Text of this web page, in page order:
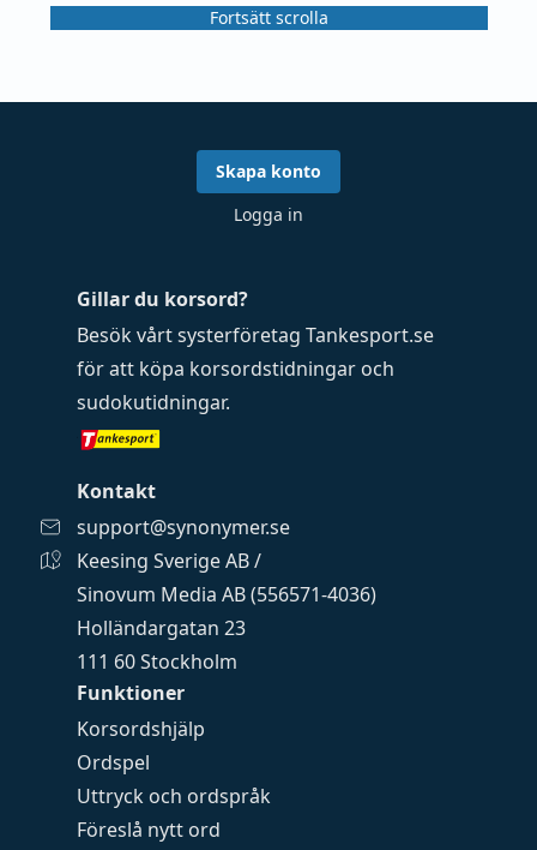
Fortsätt scrolla
Funktioner
Korsordshjälp
Ordspel
Uttryck och ordspråk
Föreslå nytt ord
Gillar du korsord?
Besök vårt systerföretag Tankesport.se
för att köpa korsordstidningar och
sudokutidningar.
Kontakt
support@synonymer.se
Keesing Sverige AB /
Sinovum Media AB (556571-4036)
Holländargatan 23
111 60 Stockholm
Skapa konto
Logga in